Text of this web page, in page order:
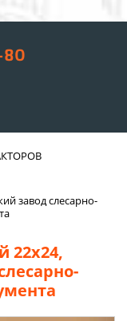
80
завод слесарно-
22х24,